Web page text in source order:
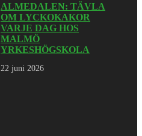
ALMEDALEN: TÄVLA
OM LYCKOKAKOR
VARJE DAG HOS
MALMÖ
YRKESHÖGSKOLA
22 juni 2026